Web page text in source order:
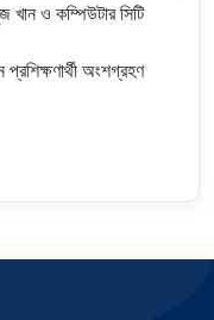
খান ও কম্পিউটার সিটি
অংশগ্রহণ